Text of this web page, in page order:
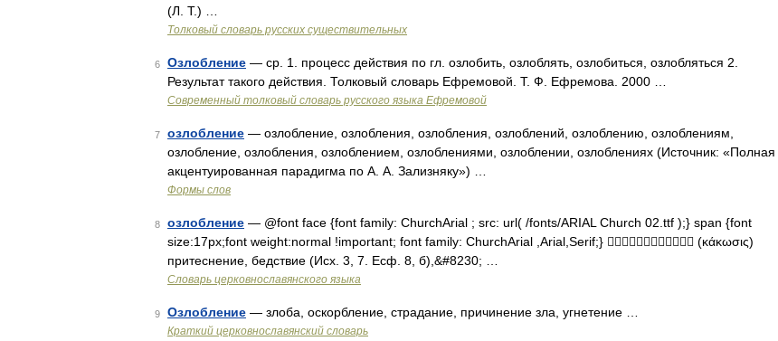
(Л. Т.) …
Толковый словарь русских существительных
6 Озлобление — ср. 1. процесс действия по гл. озлобить, озлоблять, озлобиться, озлобляться 2.
Результат такого действия. Толковый словарь Ефремовой. Т. Ф. Ефремова. 2000 …
Современный толковый словарь русского языка Ефремовой
7 озлобление — озлобление, озлобления, озлобления, озлоблений, озлоблению, озлоблениям,
озлобление, озлобления, озлоблением, озлоблениями, озлоблении, озлоблениях (Источник: «Полная
акцентуированная парадигма по А. А. Зализняку») …
Формы слов
8 озлобление — @font face {font family: ChurchArial ; src: url( /fonts/ARIAL Church 02.ttf );} span {font
size:17px;font weight:normal !important; font family: ChurchArial ,Arial,Serif;}  (κάκωσις)
притеснение, бедствие (Исх. 3, 7. Есф. 8, б),&#8230; …
Словарь церковнославянского языка
9 Озлобление — злоба, оскорбление, страдание, причинение зла, угнетение …
Краткий церковнославянский словарь